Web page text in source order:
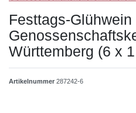
Festtags-Glühwein
Württemberg (6 x
Artikelnummer 287242-6